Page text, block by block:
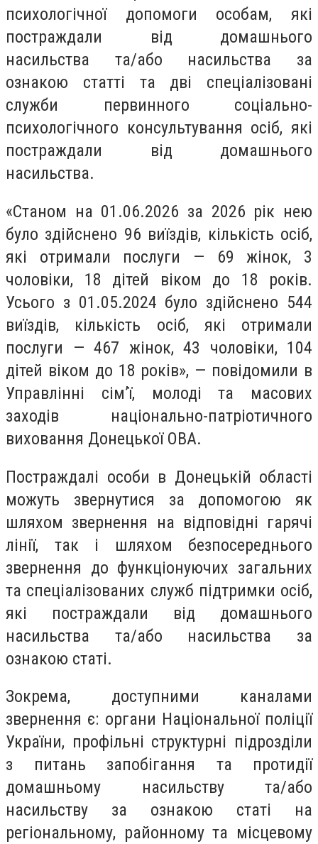
психологічної допомоги особам, які
постраждали від домашнього
насильства та/або насильства за
ознакою статті та дві спеціалізовані
служби первинного соціально-
психологічного консультування осіб, які
постраждали від домашнього
насильства.
«Станом на 01.06.2026 за 2026 рік нею
було здійснено 96 виїздів, кількість осіб,
які отримали послуги — 69 жінок, 3
чоловіки, 18 дітей віком до 18 років.
Усього з 01.05.2024 було здійснено 544
виїздів, кількість осіб, які отримали
послуги — 467 жінок, 43 чоловіки, 104
дітей віком до 18 років», — повідомили в
Управлінні сім’ї, молоді та масових
заходів національно-патріотичного
виховання Донецької ОВА.
Постраждалі особи в Донецькій області
можуть звернутися за допомогою як
шляхом звернення на відповідні гарячі
лінії, так і шляхом безпосереднього
звернення до функціонуючих загальних
та спеціалізованих служб підтримки осіб,
які постраждали від домашнього
насильства та/або насильства за
ознакою статі.
Зокрема, доступними каналами
звернення є: органи Національної поліції
України, профільні структурні підрозділи
з питань запобігання та протидії
домашньому насильству та/або
насильству за ознакою статі на
регіональному, районному та місцевому